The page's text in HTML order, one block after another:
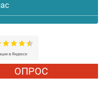
ОПРОС